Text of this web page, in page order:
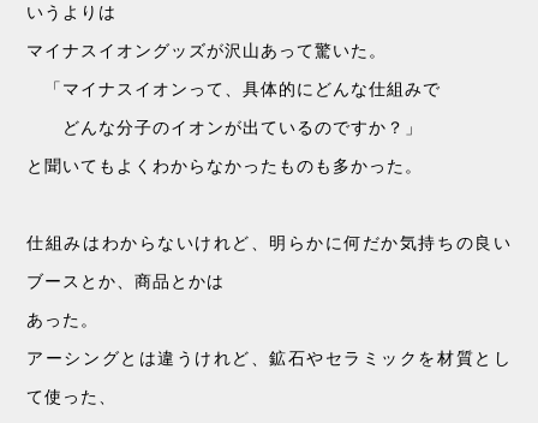
いうよりは
マイナスイオングッズが沢山あって驚いた。
「マイナスイオンって、具体的にどんな仕組みで
どんな分子のイオンが出ているのですか？」
と聞いてもよくわからなかったものも多かった。
仕組みはわからないけれど、明らかに何だか気持ちの良い
ブースとか、商品とかは
あった。
アーシングとは違うけれど、鉱石やセラミックを材質とし
て使った、